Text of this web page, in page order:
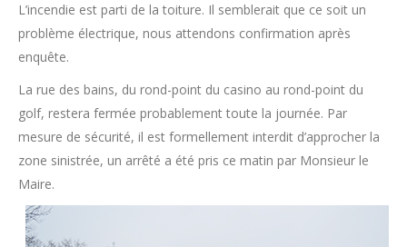
L’incendie est parti de la toiture. Il semblerait que ce soit un
problème électrique, nous attendons confirmation après
enquête.
La rue des bains, du rond-point du casino au rond-point du
golf, restera fermée probablement toute la journée. Par
mesure de sécurité, il est formellement interdit d’approcher la
zone sinistrée, un arrêté a été pris ce matin par Monsieur le
Maire.